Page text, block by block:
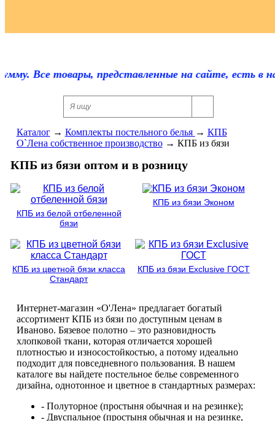
Все товары, представленные на сайте, есть в
Каталог→ Комплекты постельного белья → КПБ
О`Лена собственное производство→ КПБ из бязи
КПБ из бязи оптом и в розницу
КПБ из белой отбеленной
бязи
КПБ из бязи Эконом
КПБ из цветной бязи класса
Стандарт
КПБ из бязи Exclusive ГОСТ
Интернет-магазин «О'Лена» предлагает богатый
ассортимент КПБ из бязи по доступным ценам в
Иваново. Бязевое полотно – это разновидность
хлопковой ткани, которая отличается хорошей
плотностью и износостойкостью, а потому идеально
подходит для повседневного пользования. В нашем
каталоге вы найдете постельное белье современного
дизайна, однотонное и цветное в стандартных размерах:
- Полуторное (простыня обычная и на резинке);
- Двуспальное (простыня обычная и на резинке,